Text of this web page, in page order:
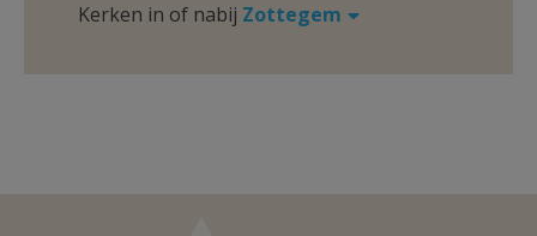
Kerken in of nabij Zottegem